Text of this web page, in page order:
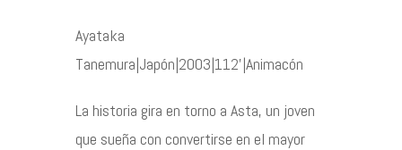
Ayataka
Tanemura|Japón|2003|112’|Animacón
La historia gira en torno a Asta, un joven
que sueña con convertirse en el mayor